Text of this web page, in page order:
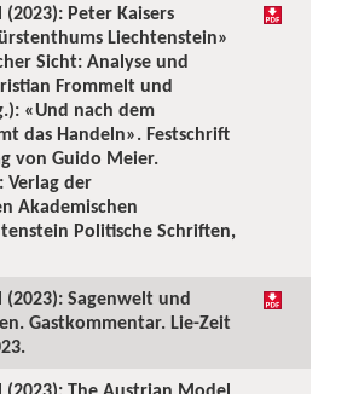
Peter Kaisers
Liechtenstein»
Sicht: Analyse und
Frommelt und
«Und nach dem
das Handeln». Festschrift
von Guido Meier.
Verlag der
Akademischen
Politische Schriften,
(2023): Sagenwelt und
Gastkommentar. Lie-Zeit